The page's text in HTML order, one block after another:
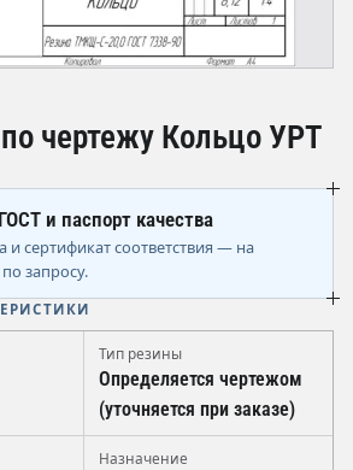
чертежу Кольцо УРТ
и паспорт качества
и сертификат соответствия — на
запросу.
Тип резины
Определяется чертежом
(уточняется при заказе)
Назначение